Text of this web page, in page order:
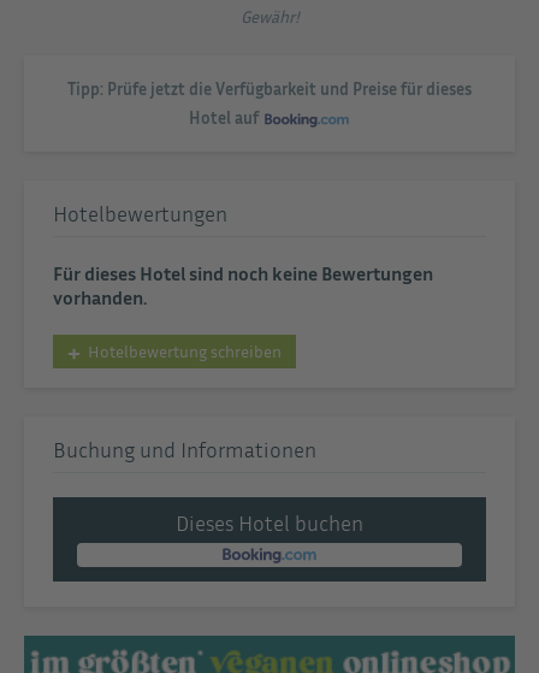
Gewähr!
Tipp: Prüfe jetzt die Verfügbarkeit und Preise für dieses
Hotel auf
Hotelbewertungen
Für dieses Hotel sind noch keine Bewertungen
vorhanden.
Hotelbewertung schreiben
Buchung und Informationen
Dieses Hotel buchen